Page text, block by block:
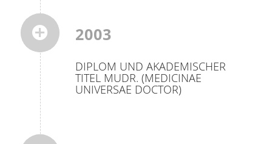
2003
DIPLOM UND AKADEMISCHER
TITEL MUDR. (MEDICINAE
UNIVERSAE DOCTOR)